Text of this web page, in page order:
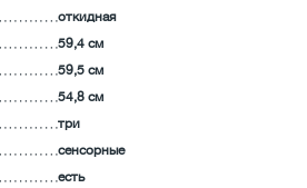
откидная
59,4 см
59,5 см
54,8 см
три
сенсорные
есть